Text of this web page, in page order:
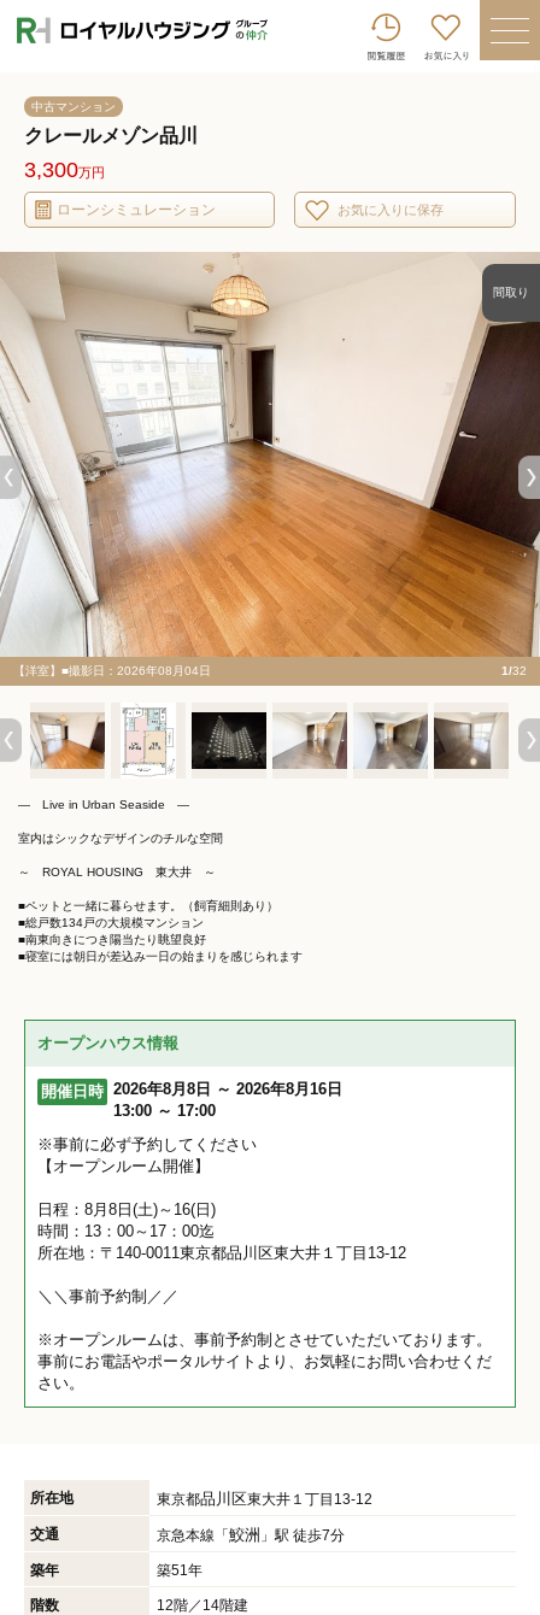
中古マンション
クレールメゾン品川
3,300万円
ローンシミュレーション お気に入りに保存
【洋室】■撮影日：2026年08月04日 1/32
間取り
― Live in Urban Seaside ―
室内はシックなデザインのチルな空間
～ ROYAL HOUSING 東大井 ～
■ペットと一緒に暮らせます。（飼育細則あり）
■総戸数134戸の大規模マンション
■南東向きにつき陽当たり眺望良好
■寝室には朝日が差込み一日の始まりを感じられます
オープンハウス情報
開催日時 2026年8月8日 ～ 2026年8月16日
13:00 ～ 17:00
※事前に必ず予約してください
【オープンルーム開催】
日程：8月8日(土)～16(日)
時間：13：00～17：00迄
所在地：〒140-0011東京都品川区東大井１丁目13-12
＼＼事前予約制／／
※オープンルームは、事前予約制とさせていただいております。
事前にお電話やポータルサイトより、お気軽にお問い合わせくだ
さい。
所在地 東京都品川区東大井１丁目13-12
交通 京急本線「鮫洲 」駅 徒歩7分
築年 築51年
階数 12階／14階建
ロイヤルハウジンググループトップへ
売りたい
貸したい
店舗を探す
企業情報
ログイン